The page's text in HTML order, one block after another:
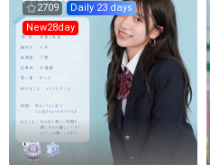
2709
Daily 23 days
New28day